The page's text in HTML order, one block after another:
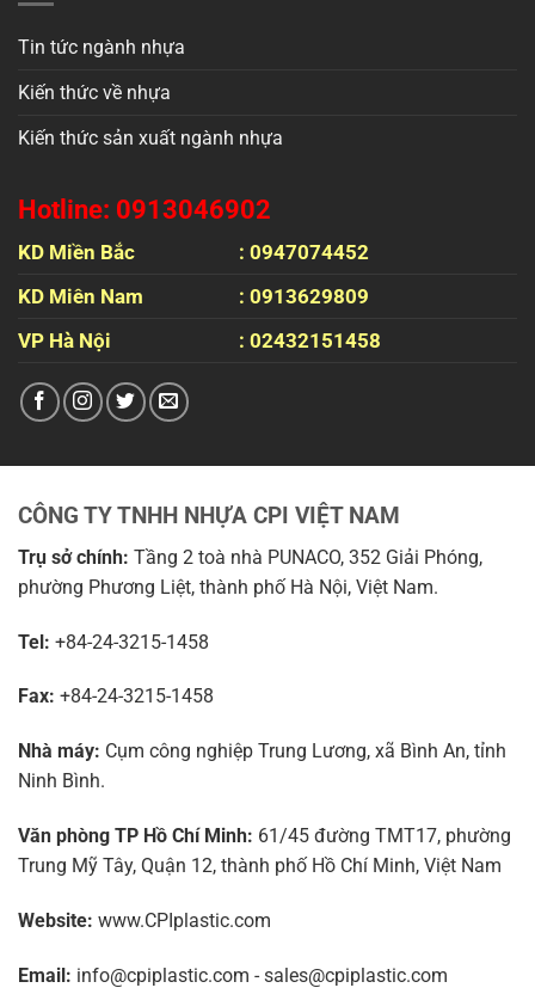
Tin tức ngành nhựa
Kiến thức về nhựa
Kiến thức sản xuất ngành nhựa
Hotline: 0913046902
KD Miền Bắc
: 0947074452
KD Miên Nam
: 0913629809
VP Hà Nội
: 02432151458
CÔNG TY TNHH NHỰA CPI VIỆT NAM
Trụ sở chính: Tầng 2 toà nhà PUNACO, 352 Giải Phóng,
phường Phương Liệt, thành phố Hà Nội, Việt Nam.
Tel: +84-24-3215-1458
Fax: +84-24-3215-1458
Nhà máy: Cụm công nghiệp Trung Lương, xã Bình An, tỉnh
Ninh Bình.
Văn phòng TP Hồ Chí Minh: 61/45 đường TMT17, phường
Trung Mỹ Tây, Quận 12, thành phố Hồ Chí Minh, Việt Nam
Website: www.CPIplastic.com
Email: info@cpiplastic.com - sales@cpiplastic.com